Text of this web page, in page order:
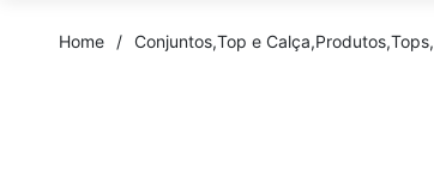
Home / Conjuntos,Top e Calça,Produtos,Tops,